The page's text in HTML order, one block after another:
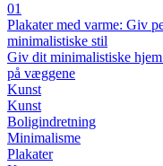
01
Plakater med varme: Giv
minimalistiske stil
Giv dit minimalistiske
på væggene
Kunst
Kunst
Boligindretning
Minimalisme
Plakater